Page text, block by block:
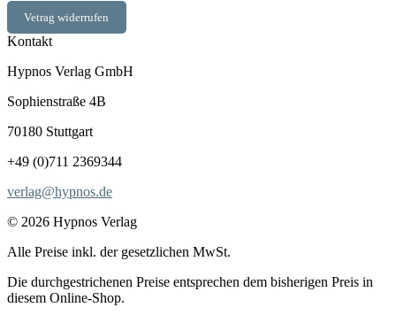
Vetrag widerrufen
Kontakt
Hypnos Verlag GmbH
Sophienstraße 4B
70180 Stuttgart
+49 (0)711 2369344
verlag@hypnos.de
© 2026 Hypnos Verlag
Alle Preise inkl. der gesetzlichen MwSt.
Die durchgestrichenen Preise entsprechen dem bisherigen Preis in
diesem Online-Shop.